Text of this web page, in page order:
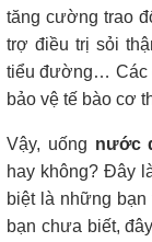
tăng cường trao
trợ điều trị sỏi
tiểu đường… Các
bảo vệ tế bào cơ
Vậy, uống nước
hay không? Đây
biệt là những
bạn chưa biết,